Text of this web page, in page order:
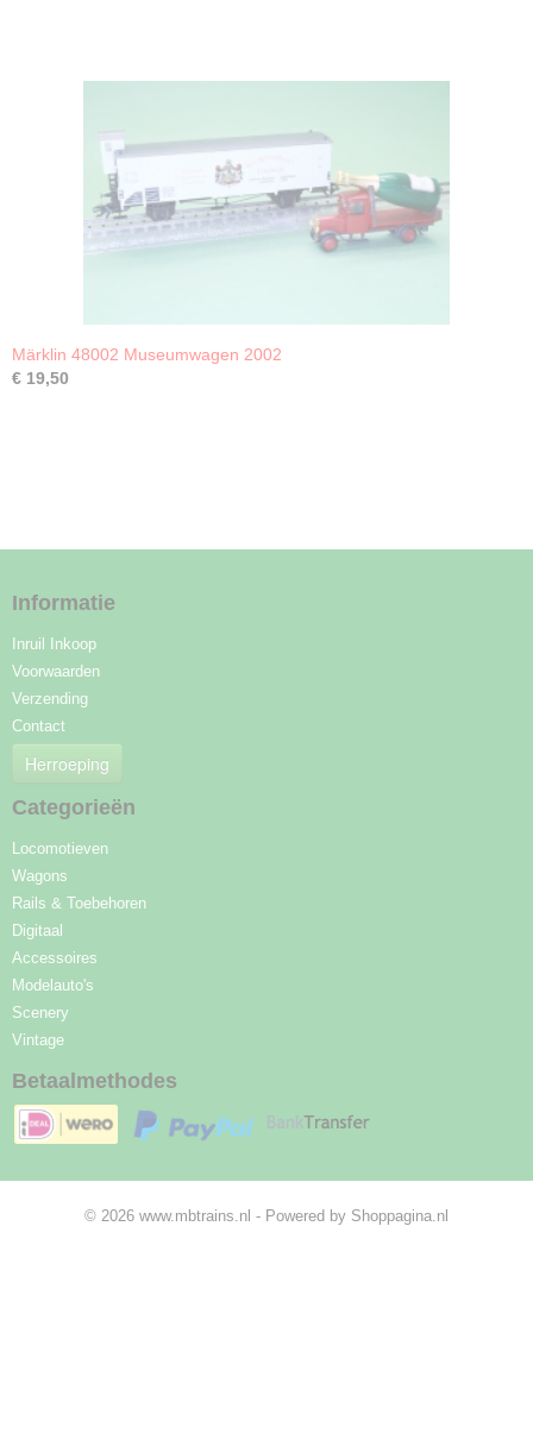
Märklin 48002 Museumwagen 2002
€ 19,50
Informatie
Inruil Inkoop
Voorwaarden
Verzending
Contact
Herroeping
Categorieën
Locomotieven
Wagons
Rails & Toebehoren
Digitaal
Accessoires
Modelauto's
Scenery
Vintage
Betaalmethodes
© 2026 www.mbtrains.nl - Powered by Shoppagina.nl